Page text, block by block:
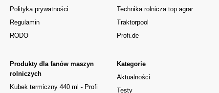
Polityka prywatności
Regulamin
RODO
Kategorie
Aktualności
Testy
Produkty dla fanów maszyn
rolniczych
Kubek termiczny 440 ml - Profi
Technika rolnicza top agrar
Traktorpool
Profi.de